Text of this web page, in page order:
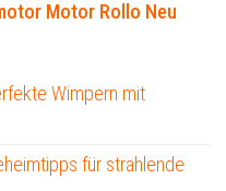
Motor Rollo Neu
Wimpern mit
für strahlende